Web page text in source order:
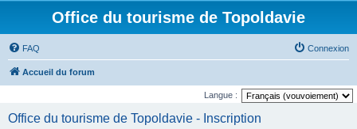
Office du tourisme de Topoldavie
FAQ Connexion
Accueil du forum
Langue :
Office du tourisme de Topoldavie - Inscription